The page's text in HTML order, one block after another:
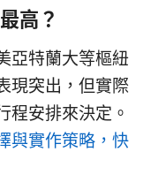
高？
亞特蘭大等樞紐
現突出，但實際
程安排來決定。
與實作策略，快